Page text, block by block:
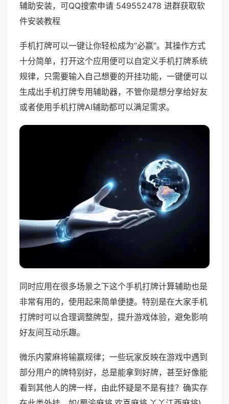
辅助安装，可QQ搜索申请 549552478 进群获取软
件安装教程
手机打牌可以一键让你轻松成为“必赢”。其操作方式
十分简单，打开这个应用便可以自定义手机打牌系统
规律，只需要输入自己想要的开挂功能，一键便可以
生成出手机打牌专用辅助器，不管你是想分享给好友
或者使用手机打牌AI辅助都可以满足需求。
同时应用在很多场景之下这个手机打牌计算辅助也是
非常有用的，使用起来简单便捷。特别是在大家手机
打牌时可以合理调整牌型，提升游戏体验，避免影响
好友间互动乐趣。
微乐内蒙麻将输赢规律；一些玩家反映在游戏中遇到
部分用户的牌特别好，总是能拿到好牌，甚至好像能
看到其他人的牌一样，由此怀疑是不是有挂？确实存